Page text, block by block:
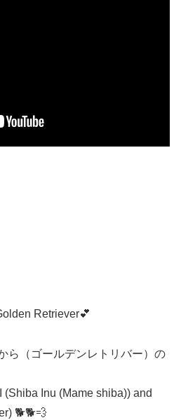
Retriever💕
ら（ゴールデンレトリバー）の
(Shiba Inu (Mame shiba)) and
🐕🐕💨